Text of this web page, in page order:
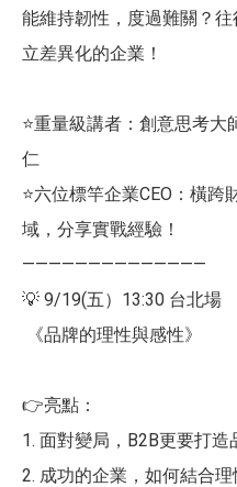
能維持韌性，度過難關？
立差異化的企業！
⭐️重量級講者：創意思考
仁
⭐️六位標竿企業CEO：橫
域，分享實戰經驗！
——————————————
💡 9/19(五）13:30 台北場
《品牌的理性與感性》
👉亮點：
1. 面對變局，B2B更要打造
2. 成功的企業，如何結合